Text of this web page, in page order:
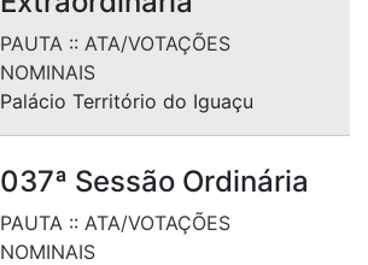
PAUTA :: ATA/VOTAÇÕES
NOMINAIS
Palácio Território do Iguaçu
037ª Sessão Ordinária
PAUTA :: ATA/VOTAÇÕES
NOMINAIS